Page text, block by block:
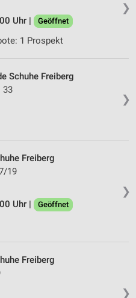
❯
Uhr |
Geöffnet
1 Prospekt
❯
Schuhe Freiberg
33
❯
Freiberg
19
Uhr |
Geöffnet
❯
Freiberg